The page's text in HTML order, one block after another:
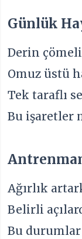
Günlük
Derin
Omuz üstü
Tek taraflı
Bu işaretler
Ağırlık
Belirli
Bu durumlar